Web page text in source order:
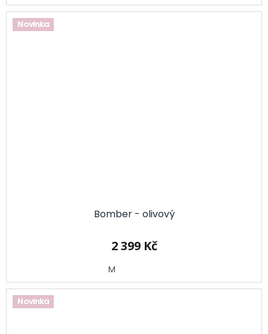
Novinka
Bomber - olivový
2 399 Kč
M
Novinka